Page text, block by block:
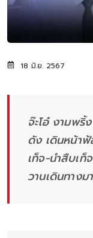
18 มิ.ย. 2567
จ๊ะโอ๋ งามพ
ดัง เดินหน้า
เท็จ-นำสืบเท็
วานเดินทาง